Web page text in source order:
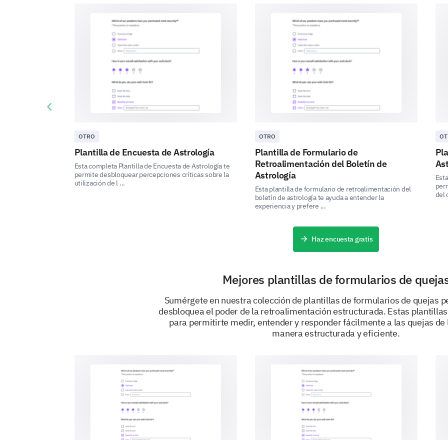
2
Can you provide a detailed description of a
customer service?
Final Feedback
Share your overall experience and any additional
our product/services.
IMPULSADO POR
OTRO
Plantilla de Encuesta de Astrología
Esta completa Plantilla de Encuesta de Astrología te
permite desbloquear percepciones críticas sobre la
utilización de l ...
OTRO
Plantilla de Formulario de
Retroalimentación del Boletín de
Astrología
Esta plantilla de formulario de retroalimentación del
boletín de astrología te ayuda a entender la
experiencia y prefere ...
del
Previous slide
Haz encuesta gratis
Mejores plantillas de formularios de
Sumérgete en nuestra colección de plantillas de formularios de quejas
desbloquea el poder de la retroalimentación estructurada. Estas
para permitirte medir, entender y responder fácilmente a las quejas de
manera estructurada y eficiente.